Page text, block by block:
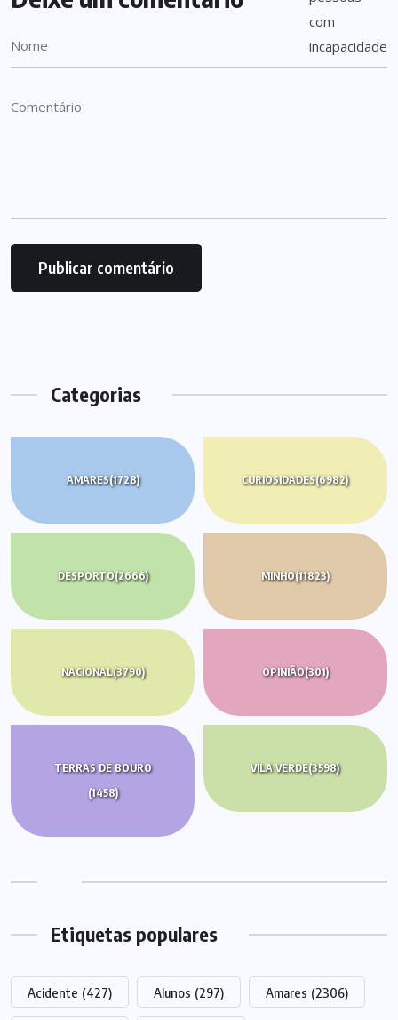
Categorias
AMARES(1728) CURIOSIDADES(6982)
DESPORTO(2666) MINHO(11823)
NACIONAL(3790) OPINIÃO(301)
TERRAS DE BOURO
(1458)
VILA VERDE(3598)
Etiquetas populares
Acidente (427) Alunos (297) Amares (2306)